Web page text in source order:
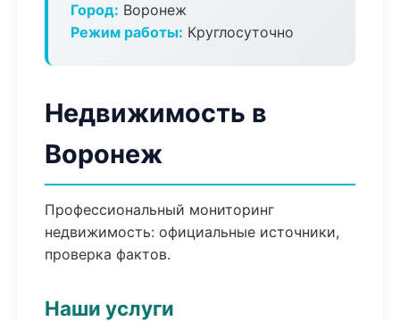
Город: Воронеж
Режим работы: Круглосуточно
Недвижимость в
Воронеж
Профессиональный мониторинг
недвижимость: официальные источники,
проверка фактов.
Наши услуги